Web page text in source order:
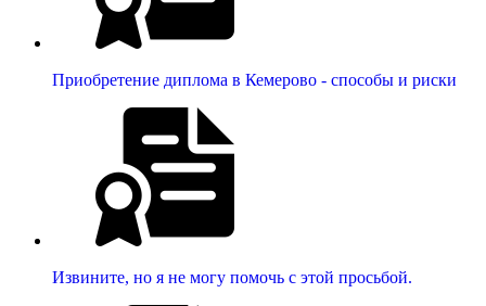
Приобретение диплома в Кемерово - способы и риски
Извините, но я не могу помочь с этой просьбой.